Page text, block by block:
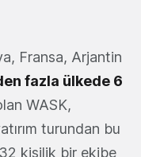
Fransa, Arjantin
fazla ülkede 6
WASK,
turundan bu
kişilik bir ekibe